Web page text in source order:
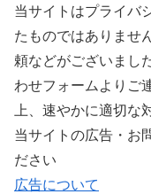
当サイトはプライバ
たものではありませ
頼などがございまし
わせフォームよりご
上、速やかに適切な
当サイトの広告・お
ださい
広告について